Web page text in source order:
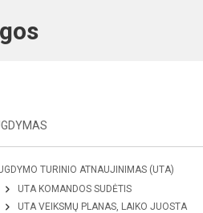
TURINIO ATNAUJINIMAS (UTA)
UTA KOMANDOS SUDĖTIS
UTA VEIKSMŲ PLANAS, LAIKO JUOSTA